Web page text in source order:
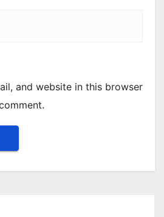
and website in this browser